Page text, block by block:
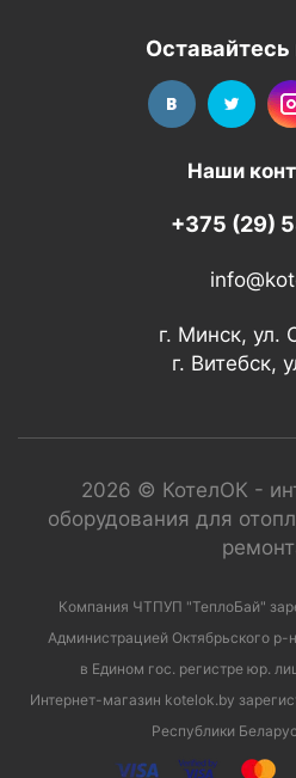
Оставайтесь
Наши
+375 (29)
г. Минск, ул.
г. Витебск,
2026 © КотелОК -
оборудования для
Компания ЧТПУП "ТеплоБай"
Администрацией Октябрьского р-
в Едином гос. регистре юр.
Интернет-магазин kotelok.by
Республики